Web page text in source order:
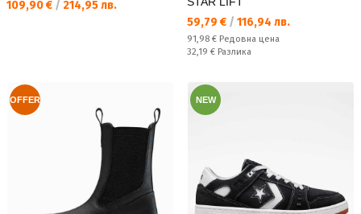
Текуща цена:
109,90 € / 214,95 лв.
Текуща цена:
59,79 € / 116,94 лв.
Редовна цена:
91,98 € Редовна цена
Спестявате:
32,19 € Разлика
OFFER NEW